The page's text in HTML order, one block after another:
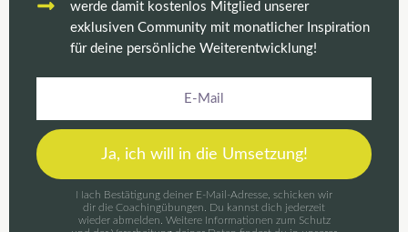
werde damit kostenlos Mitglied unserer
exklusiven Community mit monatlicher Inspiration
für deine persönliche Weiterentwicklung!
Ja, ich will in die Umsetzung!
Nach Bestätigung deiner E-Mail-Adresse, schicken wir
dir die Coachingübungen. Du kannst dich jederzeit
wieder abmelden. Weitere Informationen zum Schutz